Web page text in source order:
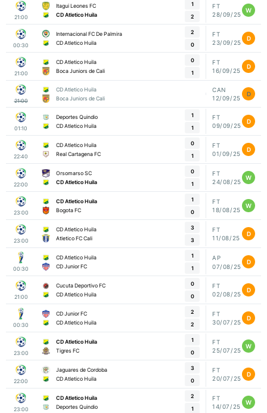
21:00
Itagui Leones FC
CD Atletico Huila
1
2
FT
28/09/25
W
00:30
Internacional FC De Palmira
CD Atletico Huila
2
0
FT
23/09/25
D
21:00
CD Atletico Huila
Boca Juniors de Cali
0
1
FT
16/09/25
D
21:00
CD Atletico Huila
Boca Juniors de Cali
CAN
12/09/25
D
01:10
Deportes Quindio
CD Atletico Huila
1
1
FT
09/09/25
D
22:40
CD Atletico Huila
Real Cartagena FC
0
1
FT
01/09/25
D
22:00
Orsomarso SC
CD Atletico Huila
0
1
FT
24/08/25
W
23:00
CD Atletico Huila
Bogota FC
1
0
FT
18/08/25
W
23:00
CD Atletico Huila
Atletico FC Cali
3
3
FT
11/08/25
D
00:30
CD Atletico Huila
CD Junior FC
1
1
AP
07/08/25
D
21:00
Cucuta Deportivo FC
CD Atletico Huila
0
0
FT
02/08/25
D
00:30
CD Junior FC
CD Atletico Huila
2
2
FT
30/07/25
D
23:00
CD Atletico Huila
Tigres FC
1
0
FT
25/07/25
W
22:00
Jaguares de Cordoba
CD Atletico Huila
3
0
FT
20/07/25
D
23:00
CD Atletico Huila
Deportes Quindio
2
1
FT
14/07/25
W